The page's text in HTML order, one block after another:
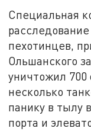
Специальная
пехотинцев,
Ольшанского
уничтожил
несколько
панику в тылу
порта и